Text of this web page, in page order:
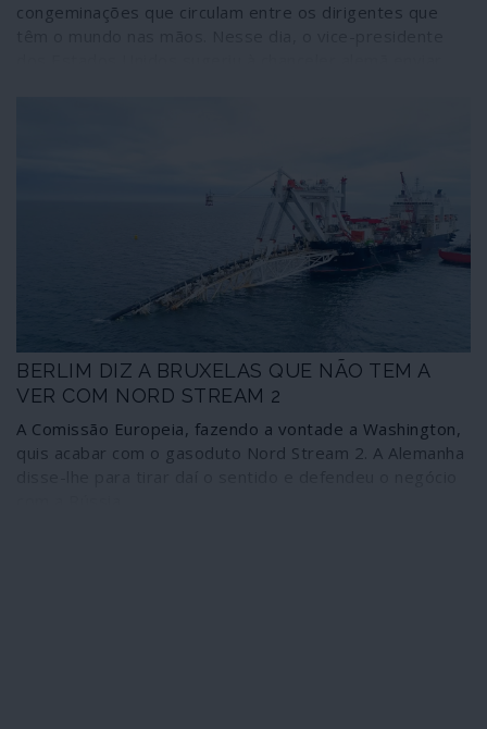
congeminações que circulam entre os dirigentes que
de onde veio esta outras podem seguir-se… Até que o
BERLIM DIZ A BRUXELAS QUE NÃO TEM A
VER COM NORD STREAM 2
A Comissão Europeia, fazendo a vontade a Washington,
quis acabar com o gasoduto Nord Stream 2. A Alemanha